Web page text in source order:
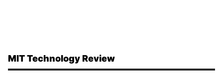
MIT Technology Review